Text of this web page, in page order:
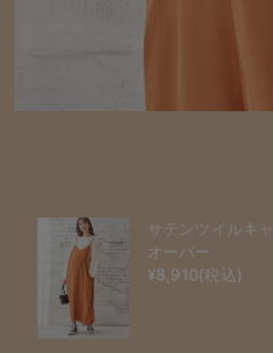
サテンツイルキ
オーバー
¥8,910(税込)